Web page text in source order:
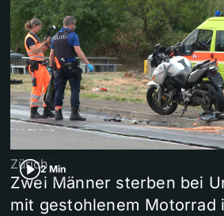
2 Min
Zürich
Zwei Männer sterben bei
mit gestohlenem Motorrad